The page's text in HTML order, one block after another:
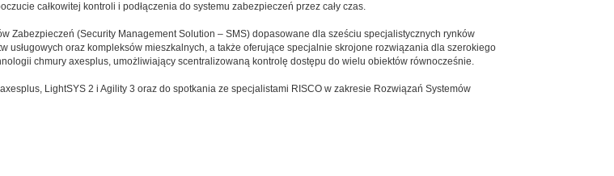
całkowitej kontroli i podłączenia do systemu zabezpieczeń przez cały czas.
Zabezpieczeń (Security Management Solution – SMS) dopasowane dla sześciu specjalistycznych rynków
oraz kompleksów mieszkalnych, a także oferujące specjalnie skrojone rozwiązania dla szerokiego
chmury axesplus, umożliwiający scentralizowaną kontrolę dostępu do wielu obiektów równocześnie.
LightSYS 2 i Agility 3 oraz do spotkania ze specjalistami RISCO w zakresie Rozwiązań Systemów